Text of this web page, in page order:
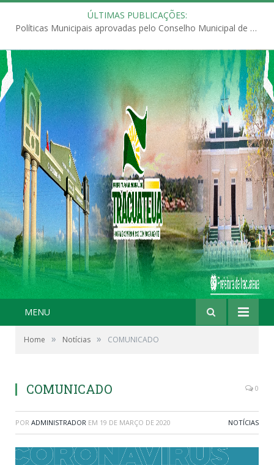
ÚLTIMAS PUBLICAÇÕES:
Políticas Municipais aprovadas pelo Conselho Municipal de Educação (CME)
MENU
Home » Notícias » COMUNICADO
COMUNICADO 0
POR ADMINISTRADOR EM 19 DE MARÇO DE 2020 NOTÍCIAS